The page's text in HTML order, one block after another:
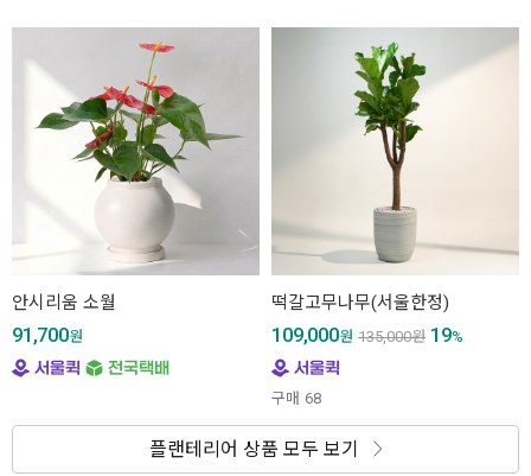
안시리움 소월
91,700원
떡갈고무나무(서울한정)
109,000원 135,000원 19%
구매 68
플랜테리어 상품 모두 보기